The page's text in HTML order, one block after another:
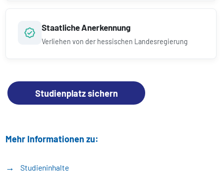
Staatliche Anerkennung
Verliehen von der hessischen Landesregierung
Studienplatz sichern
Mehr Informationen zu:
Studieninhalte